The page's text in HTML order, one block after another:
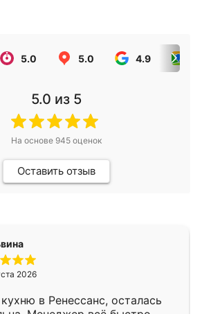
5.0 5.0 4.9
5.0 из 5
На основе 945оценок
Оставить отзыв
2026
в Ренессанс, осталась